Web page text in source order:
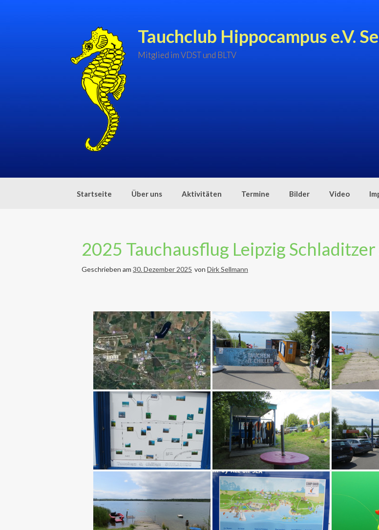
Tauchclub Hippocampus e.V.
Mitglied im VDST und BLTV
Startseite Über uns Aktivitäten Termine Bilder Video
2025 Tauchausflug Leipzig Schladitzer
Geschrieben am 30. Dezember 2025 von Dirk Sellmann